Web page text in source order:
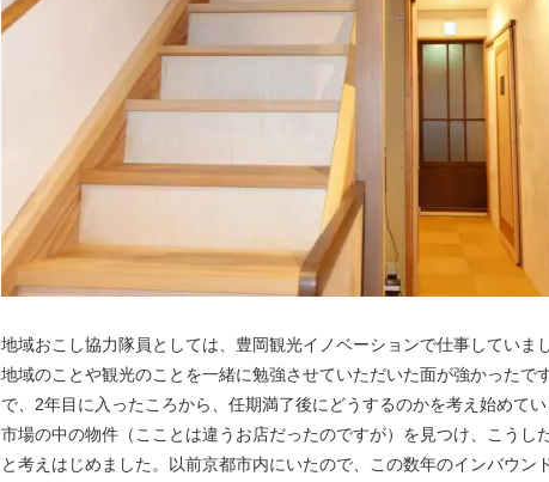
地域おこし協力隊員としては、豊岡観光イノベーションで仕事していま
地域のことや観光のことを一緒に勉強させていただいた面が強かったで
で、2年目に入ったころから、任期満了後にどうするのかを考え始めて
市場の中の物件（こことは違うお店だったのですが）を見つけ、こうし
と考えはじめました。以前京都市内にいたので、この数年のインバウン